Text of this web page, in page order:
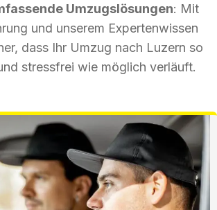
Umzugslösungen: Mit
und unserem Expertenwissen
dass Ihr Umzug nach Luzern so
stressfrei wie möglich verläuft.